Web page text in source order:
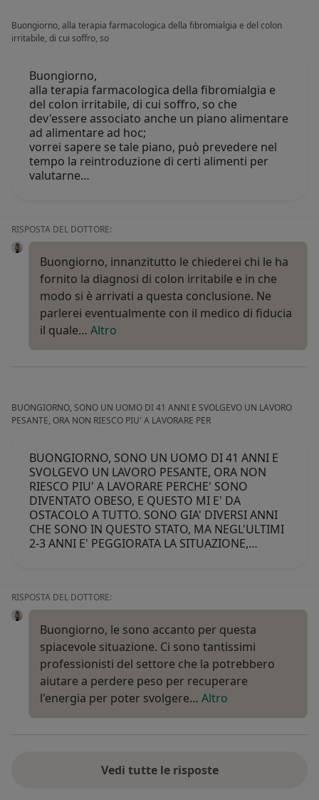
Buongiorno, alla terapia farmacologica della fibromialgia e del colon
irritabile, di cui soffro, so
Buongiorno,
alla terapia farmacologica della fibromialgia e
del colon irritabile, di cui soffro, so che
dev'essere associato anche un piano alimentare
ad alimentare ad hoc;
vorrei sapere se tale piano, può prevedere nel
tempo la reintroduzione di certi alimenti per
valutarne…
RISPOSTA DEL DOTTORE:
Buongiorno, innanzitutto le chiederei chi le ha
fornito la diagnosi di colon irritabile e in che
modo si è arrivati a questa conclusione. Ne
parlerei eventualmente con il medico di fiducia
il quale… Altro
BUONGIORNO, SONO UN UOMO DI 41 ANNI E SVOLGEVO UN LAVORO
PESANTE, ORA NON RIESCO PIU' A LAVORARE PER
BUONGIORNO, SONO UN UOMO DI 41 ANNI E
SVOLGEVO UN LAVORO PESANTE, ORA NON
RIESCO PIU' A LAVORARE PERCHE' SONO
DIVENTATO OBESO, E QUESTO MI E' DA
OSTACOLO A TUTTO. SONO GIA' DIVERSI ANNI
CHE SONO IN QUESTO STATO, MA NEGL'ULTIMI
2-3 ANNI E' PEGGIORATA LA SITUAZIONE,…
RISPOSTA DEL DOTTORE:
Buongiorno, le sono accanto per questa
spiacevole situazione. Ci sono tantissimi
professionisti del settore che la potrebbero
aiutare a perdere peso per recuperare
l'energia per poter svolgere… Altro
Vedi tutte le risposte